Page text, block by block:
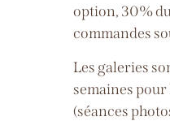
option, 30%
commandes
Les galeries
semaines pour
(séances